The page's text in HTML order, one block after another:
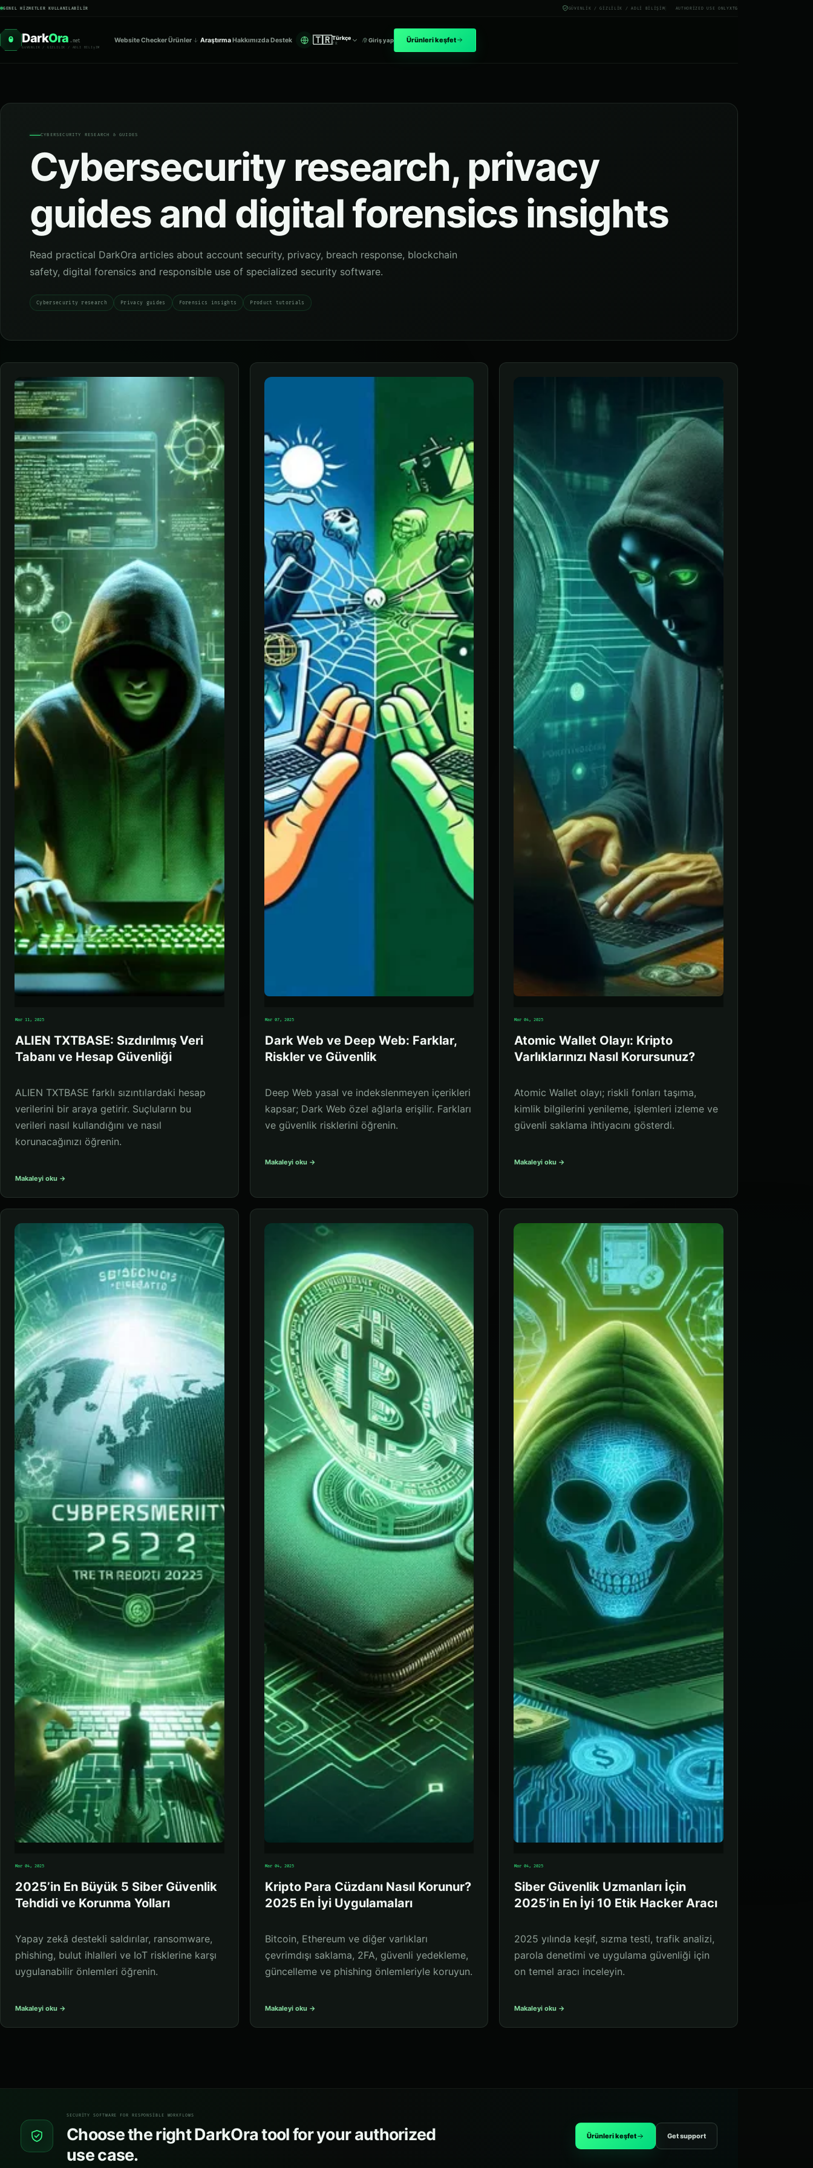
GENEL HIZMETLER KULLANILABILIR GÜVENLIK / GIZLILIK / ADLI BILIŞIM AUTHORIZED USE ONLYXTG
O DarkOra .net
GüVENLIK / GIZLILIK / ADLI BILIşIM
Website CheckerÜrünler AraştırmaHakkımızdaDestek 🇹🇷Türkçe
TR Giriş yap Ürünleri keşfet
CYBERSECURITY RESEARCH & GUIDES
Cybersecurity research, privacy
guides and digital forensics insights
Read practical DarkOra articles about account security, privacy, breach response, blockchain
safety, digital forensics and responsible use of specialized security software.
Cybersecurity research Privacy guides Forensics insights Product tutorials
Mar 11, 2025
ALIEN TXTBASE: Sızdırılmış Veri
Tabanı ve Hesap Güvenliği
ALIEN TXTBASE farklı sızıntılardaki hesap
verilerini bir araya getirir. Suçluların bu
verileri nasıl kullandığını ve nasıl
korunacağınızı öğrenin.
Makaleyi oku →
Mar 07, 2025
Dark Web ve Deep Web: Farklar,
Riskler ve Güvenlik
Deep Web yasal ve indekslenmeyen içerikleri
kapsar; Dark Web özel ağlarla erişilir. Farkları
ve güvenlik risklerini öğrenin.
Makaleyi oku →
Mar 04, 2025
Atomic Wallet Olayı: Kripto
Varlıklarınızı Nasıl Korursunuz?
Atomic Wallet olayı; riskli fonları taşıma,
kimlik bilgilerini yenileme, işlemleri izleme ve
güvenli saklama ihtiyacını gösterdi.
Makaleyi oku →
Mar 04, 2025
2025’in En Büyük 5 Siber Güvenlik
Tehdidi ve Korunma Yolları
Yapay zekâ destekli saldırılar, ransomware,
phishing, bulut ihlalleri ve IoT risklerine karşı
uygulanabilir önlemleri öğrenin.
Makaleyi oku →
Mar 04, 2025
Kripto Para Cüzdanı Nasıl Korunur?
2025 En İyi Uygulamaları
Bitcoin, Ethereum ve diğer varlıkları
çevrimdışı saklama, 2FA, güvenli yedekleme,
güncelleme ve phishing önlemleriyle koruyun.
Makaleyi oku →
Mar 04, 2025
Siber Güvenlik Uzmanları İçin
2025’in En İyi 10 Etik Hacker Aracı
2025 yılında keşif, sızma testi, trafik analizi,
parola denetimi ve uygulama güvenliği için
on temel aracı inceleyin.
Makaleyi oku →
SECURITY SOFTWARE FOR RESPONSIBLE WORKFLOWS
Choose the right DarkOra tool for your authorized
use case.
Ürünleri keşfet Get support